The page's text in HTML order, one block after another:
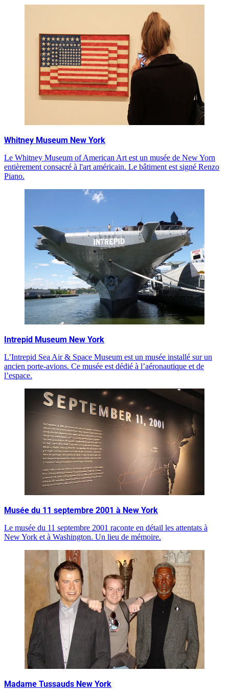
Whitney Museum New York
Le Whitney Museum of American Art est un musée de New Yorn
entièrement consacré à l'art américain. Le bâtiment est signé Renzo
Piano.
Intrepid Museum New York
L’Intrepid Sea Air & Space Museum est un musée installé sur un
ancien porte-avions. Ce musée est dédié à l’aéronautique et de
l’espace.
Musée du 11 septembre 2001 à New York
Le musée du 11 septembre 2001 raconte en détail les attentats à
New York et à Washington. Un lieu de mémoire.
Madame Tussauds New York